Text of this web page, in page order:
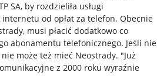
SA, by rozdzieliła usługi
od opłat za telefon. Obecnie
musi płacić dodatkowo co
abonamentu telefonicznego. Jeśli nie
może też mieć Neostrady. "Już
z 2000 roku wyraźnie